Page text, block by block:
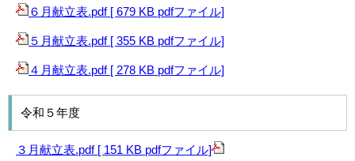
６月献立表.pdf [ 679 KB pdfファイル]
５月献立表.pdf [ 355 KB pdfファイル]
４月献立表.pdf [ 278 KB pdfファイル]
令和５年度
３月献立表.pdf [ 151 KB pdfファイル]